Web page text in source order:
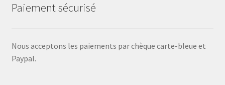
Paiement sécurisé
Nous acceptons les paiements par chèque carte-bleue et
Paypal.